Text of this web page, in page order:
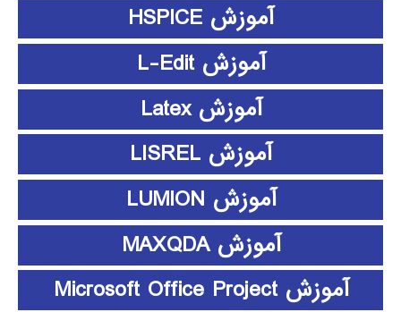
آموزش HSPICE
آموزش L-Edit
آموزش Latex
آموزش LISREL
آموزش LUMION
آموزش MAXQDA
آموزش Microsoft Office Project